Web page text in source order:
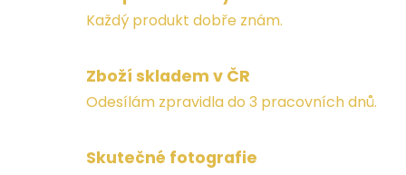
Každý produkt dobře znám.
Zboží skladem v ČR
Odesílám zpravidla do 3 pracovních dnů.
Skutečné fotografie